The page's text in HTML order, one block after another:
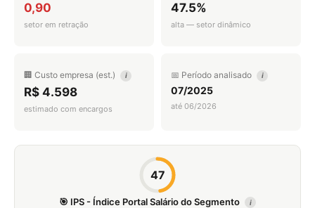
0,90
setor em retração
47.5%
alta — setor dinâmico
🏢 Custo empresa (est.) i
R$ 4.598
estimado com encargos
📅 Período analisado i
07/2025
até 06/2026
47
🎯 IPS - Índice Portal Salário do Segmento i